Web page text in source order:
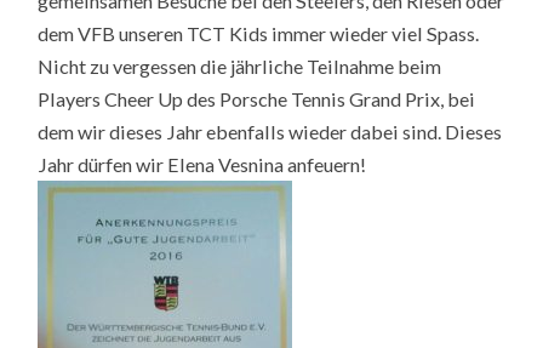
dem VFB unseren TCT Kids immer wieder viel Spass.
Nicht zu vergessen die jährliche Teilnahme beim
Players Cheer Up des Porsche Tennis Grand Prix, bei
dem wir dieses Jahr ebenfalls wieder dabei sind. Dieses
Jahr dürfen wir Elena Vesnina anfeuern!